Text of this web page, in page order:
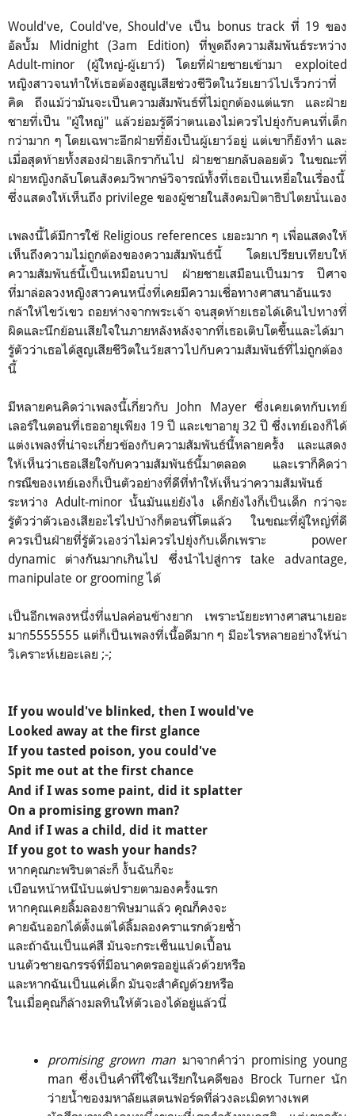
Would've, Could've, Should've เป็น bonus track ที่ 19 ของ
อัลบั้ม Midnight (3am Edition) ที่พูดถึงความสัมพันธ์ระหว่าง
Adult-minor (ผู้ใหญ่-ผู้เยาว์) โดยที่ฝ่ายชายเข้ามา exploited
หญิงสาวจนทำให้เธอต้องสูญเสียช่วงชีวิตในวัยเยาว์ไปเร็วกว่าที่
คิด ถึงแม้ว่ามันจะเป็นความสัมพันธ์ที่ไม่ถูกต้องแต่แรก และฝ่าย
ชายที่เป็น "ผู้ใหญ่" แล้วย่อมรู้ดีว่าตนเองไม่ควรไปยุ่งกับคนที่เด็ก
กว่ามาก ๆ โดยเฉพาะอีกฝ่ายที่ยังเป็นผู้เยาว์อยู่ แต่เขาก็ยังทำ และ
เมื่อสุดท้ายทั้งสองฝ่ายเลิกรากันไป ฝ่ายชายกลับลอยตัว ในขณะที่
ฝ่ายหญิงกลับโดนสังคมวิพากษ์วิจารณ์ทั้งที่เธอเป็นเหยื่อในเรื่องนี้
ซึ่งแสดงให้เห็นถึง privilege ของผู้ชายในสังคมปิตาธิปไตยนั่นเอง
เพลงนี้ได้มีการใช้ Religious references เยอะมาก ๆ เพื่อแสดงให้
เห็นถึงความไม่ถูกต้องของความสัมพันธ์นี้ โดยเปรียบเทียบให้
ความสัมพันธ์นี้เป็นเหมือนบาป ฝ่ายชายเสมือนเป็นมาร ปีศาจ
ที่มาล่อลวงหญิงสาวคนหนึ่งที่เคยมีความเชื่อทางศาสนาอันแรง
กล้าให้ไขว้เขว ถอยห่างจากพระเจ้า จนสุดท้ายเธอได้เดินไปทางที่
ผิดและนึกย้อนเสียใจในภายหลังหลังจากที่เธอเติบโตขึ้นและได้มา
รู้ตัวว่าเธอได้สูญเสียชีวิตในวัยสาวไปกับความสัมพันธ์ที่ไม่ถูกต้อง
นี้
มีหลายคนคิดว่าเพลงนี้เกี่ยวกับ John Mayer ซึ่งเคยเดทกับเทย์
เลอร์ในตอนที่เธออายุเพียง 19 ปี และเขาอายุ 32 ปี ซึ่งเทย์เองก็ได้
แต่งเพลงที่น่าจะเกี่ยวข้องกับความสัมพันธ์นี้หลายครั้ง และแสดง
ให้เห็นว่าเธอเสียใจกับความสัมพันธ์นี้มาตลอด และเราก็คิดว่า
กรณีของเทย์เองก็เป็นตัวอย่างที่ดีที่ทำให้เห็นว่าความสัมพันธ์
ระหว่าง Adult-minor นั้นมันแย่ยังไง เด็กยังไงก็เป็นเด็ก กว่าจะ
รู้ตัวว่าตัวเองเสียอะไรไปบ้างก็ตอนที่โตแล้ว ในขณะที่ผู้ใหญ่ที่ดี
ควรเป็นฝ่ายที่รู้ตัวเองว่าไม่ควรไปยุ่งกับเด็กเพราะ power
dynamic ต่างกันมากเกินไป ซึ่งนำไปสู่การ take advantage,
manipulate or grooming ได้
เป็นอีกเพลงหนึ่งที่แปลค่อนข้างยาก เพราะนัยยะทางศาสนาเยอะ
มาก5555555 แต่ก็เป็นเพลงที่เนื้อดีมาก ๆ มีอะไรหลายอย่างให้น่า
วิเคราะห์เยอะเลย ;-;
If you would've blinked, then I would've
Looked away at the first glance
If you tasted poison, you could've
Spit me out at the first chance
And if I was some paint, did it splatter
On a promising grown man?
And if I was a child, did it matter
If you got to wash your hands?
หากคุณกะพริบตาล่ะก็ งั้นฉันก็จะ
เบือนหน้าหนีนับแต่ปรายตามองครั้งแรก
หากคุณเคยลิ้มลองยาพิษมาแล้ว คุณก็คงจะ
คายฉันออกได้ตั้งแต่ได้ลิ้มลองคราแรกด้วยซ้ำ
และถ้าฉันเป็นแค่สี มันจะกระเซ็นแปดเปื้อน
บนตัวชายฉกรรจ์ที่มีอนาคตรออยู่แล้วด้วยหรือ
และหากฉันเป็นแค่เด็ก มันจะสำคัญด้วยหรือ
ในเมื่อคุณก็ล้างมลทินให้ตัวเองได้อยู่แล้วนี่
promising grown manมาจากคำว่า promising young
man ซึ่งเป็นคำที่ใช้ในเรียกในคดีของ Brock Turner นัก
ว่ายน้ำของมหาลัยแสตนฟอร์ดที่ล่วงละเมิดทางเพศ